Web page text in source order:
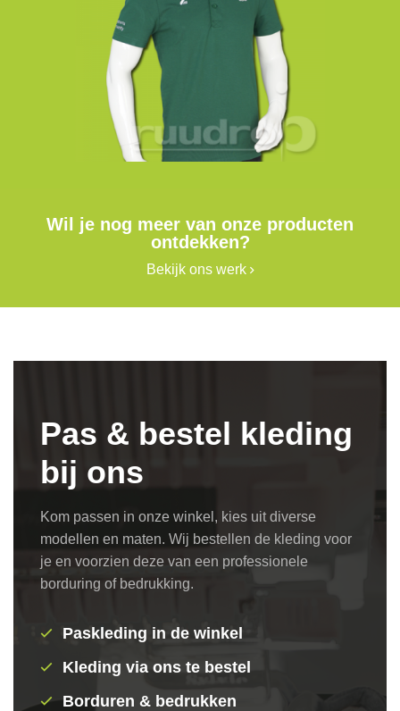
Wil je nog meer van onze producten
ontdekken?
Bekijk ons werk
Pas & bestel kleding
bij ons
Kom passen in onze winkel, kies uit diverse
modellen en maten. Wij bestellen de kleding voor
je en voorzien deze van een professionele
borduring of bedrukking.
Paskleding in de winkel
Kleding via ons te bestel
Borduren & bedrukken